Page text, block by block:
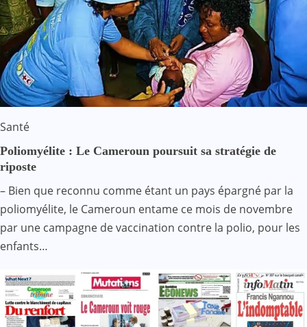
Santé
Poliomyélite : Le Cameroun poursuit sa stratégie de
riposte
– Bien que reconnu comme étant un pays épargné par la
poliomyélite, le Cameroun entame ce mois de novembre
par une campagne de vaccination contre la polio, pour les
enfants…